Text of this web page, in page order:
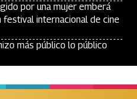
por una mujer emberá
internacional de cine
más público lo público